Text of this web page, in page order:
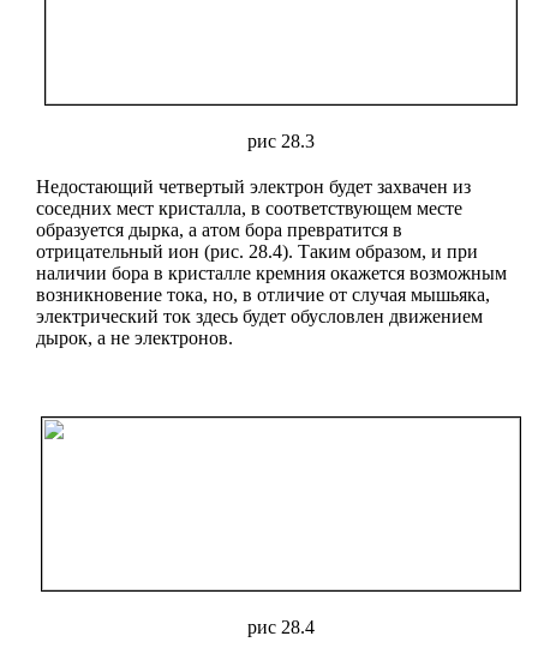
рис 28.3
Недостающий четвертый электрон будет захвачен из
соседних мест кристалла, в соответствующем месте
образуется дырка, а атом бора превратится в
отрицательный ион (рис. 28.4). Таким образом, и при
наличии бора в кристалле кремния окажется возможным
возникновение тока, но, в отличие от случая мышьяка,
электрический ток здесь будет обусловлен движением
дырок, а не электронов.
рис 28.4